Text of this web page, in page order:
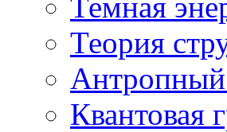
Теория
Квантовая